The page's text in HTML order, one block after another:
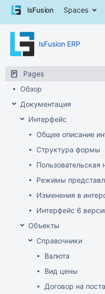
Skip
content
Skip
breadcrumbs
header
Skip
lsFusion Spaces
lsFusion ERP
Pages
Обзор
Документация
Интерфейс
Общее описание
Структура формы
Пользовательская
Режимы
Изменения в
Интерфейс 6
Объекты
Справочники
Валюта
Вид цены
Договор на